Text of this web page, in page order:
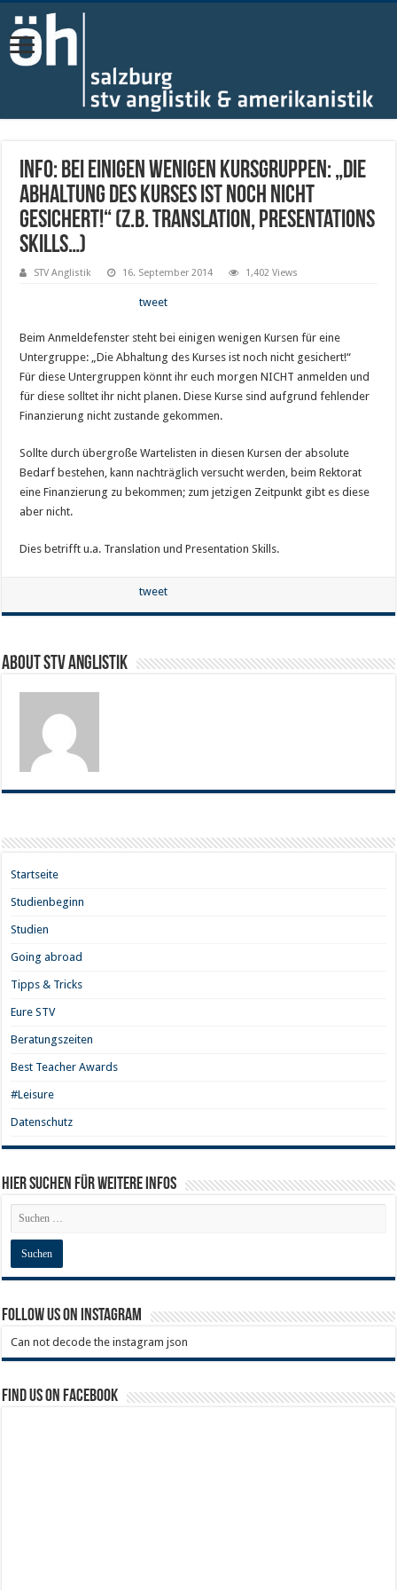
Info: Bei einigen wenigen Kursgruppen: „Die
Abhaltung des Kurses ist noch nicht
gesichert!“ (z.B. Translation, Presentations
Skills…)
STV Anglistik 16. September 2014 1,402 Views
tweet
Beim Anmeldefenster steht bei einigen wenigen Kursen für eine
Untergruppe: „Die Abhaltung des Kurses ist noch nicht gesichert!“
Für diese Untergruppen könnt ihr euch morgen NICHT anmelden und
für diese solltet ihr nicht planen. Diese Kurse sind aufgrund fehlender
Finanzierung nicht zustande gekommen.
Sollte durch übergroße Wartelisten in diesen Kursen der absolute
Bedarf bestehen, kann nachträglich versucht werden, beim Rektorat
eine Finanzierung zu bekommen; zum jetzigen Zeitpunkt gibt es diese
aber nicht.
Dies betrifft u.a. Translation und Presentation Skills.
tweet
About STV Anglistik
Startseite
Studienbeginn
Studien
Going abroad
Tipps & Tricks
Eure STV
Beratungszeiten
Best Teacher Awards
#Leisure
Datenschutz
Hier Suchen für weitere Infos
Follow us on Instagram
Can not decode the instagram json
Find us on Facebook